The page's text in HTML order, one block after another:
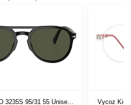
3235S 95/31 55 Unisex
Vycoz Kids